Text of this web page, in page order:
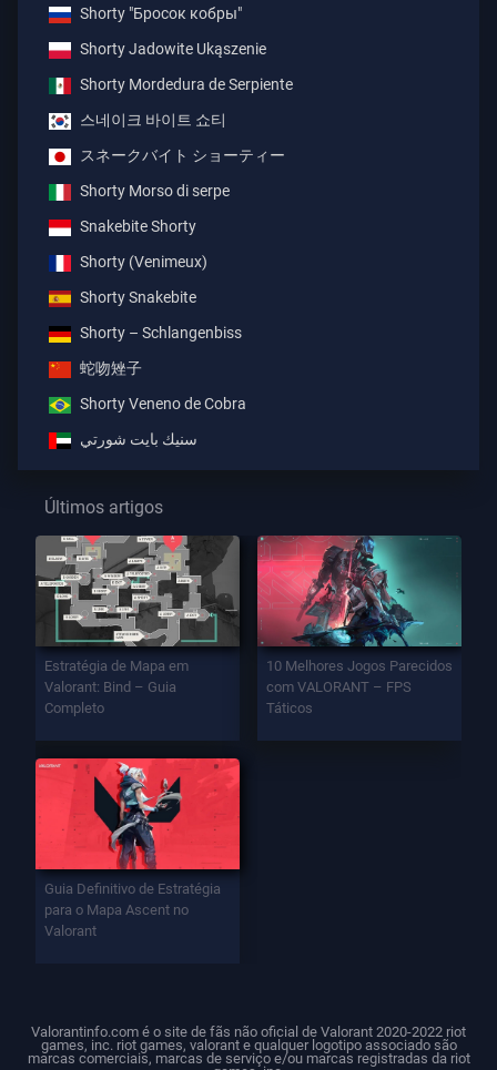
Shorty "Бросок кобры"
Shorty Jadowite Ukąszenie
Shorty Mordedura de Serpiente
스네이크 바이트 쇼티
スネークバイト ショーティー
Shorty Morso di serpe
Snakebite Shorty
Shorty (Venimeux)
Shorty Snakebite
Shorty – Schlangenbiss
蛇吻矬子
Shorty Veneno de Cobra
سنيك بايت شورتي
Últimos artigos
Estratégia de Mapa em
Valorant: Bind – Guia
Completo
10 Melhores Jogos Parecidos
com VALORANT – FPS
Táticos
Guia Definitivo de Estratégia
para o Mapa Ascent no
Valorant
Valorantinfo.com é o site de fãs não oficial de Valorant 2020-2022 riot
games, inc. riot games, valorant e qualquer logotipo associado são
marcas comerciais, marcas de serviço e/ou marcas registradas da riot